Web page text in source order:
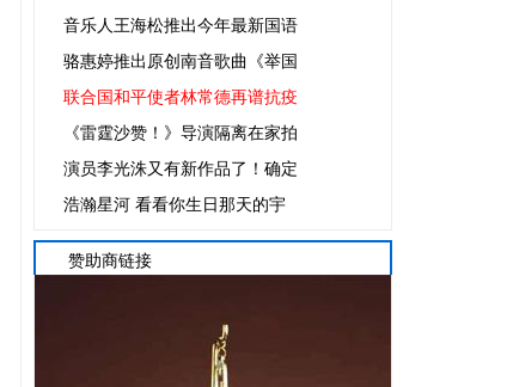
音乐人王海松推出今年最新国语
骆惠婷推出原创南音歌曲《举国
联合国和平使者林常德再谱抗疫
《雷霆沙赞！》导演隔离在家拍
演员李光洙又有新作品了！确定
浩瀚星河 看看你生日那天的宇
赞助商链接